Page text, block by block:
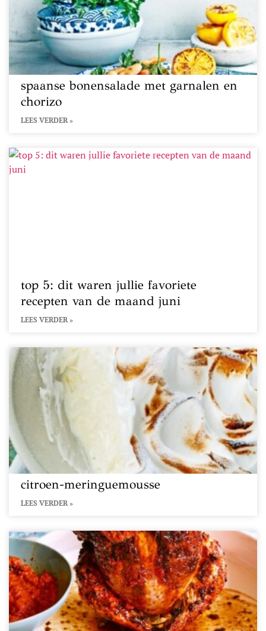
spaanse bonensalade met garnalen en
chorizo
LEES VERDER »
top 5: dit waren jullie favoriete
recepten van de maand juni
LEES VERDER »
citroen-meringuemousse
LEES VERDER »